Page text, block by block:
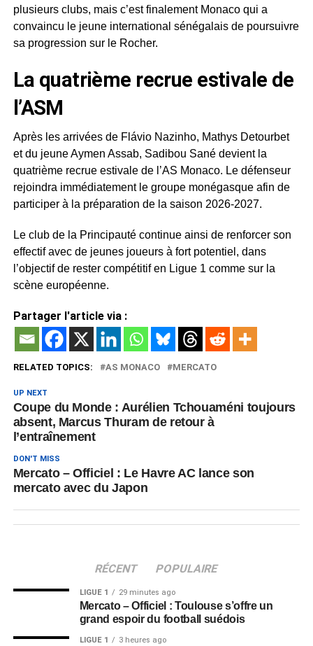
plusieurs clubs, mais c’est finalement Monaco qui a
convaincu le jeune international sénégalais de poursuivre
sa progression sur le Rocher.
La quatrième recrue estivale de
l’ASM
Après les arrivées de Flávio Nazinho, Mathys Detourbet
et du jeune Aymen Assab, Sadibou Sané devient la
quatrième recrue estivale de l’AS Monaco. Le défenseur
rejoindra immédiatement le groupe monégasque afin de
participer à la préparation de la saison 2026-2027.
Le club de la Principauté continue ainsi de renforcer son
effectif avec de jeunes joueurs à fort potentiel, dans
l’objectif de rester compétitif en Ligue 1 comme sur la
scène européenne.
Partager l'article via :
RELATED TOPICS: AS MONACO MERCATO
UP NEXT
Coupe du Monde : Aurélien Tchouaméni toujours
absent, Marcus Thuram de retour à
l’entraînement
DON'T MISS
Mercato – Officiel : Le Havre AC lance son
mercato avec du Japon
RÉCENT POPULAIRE
LIGUE 1 29 minutes ago
Mercato – Officiel : Toulouse s’offre un
grand espoir du football suédois
LIGUE 1 3 heures ago